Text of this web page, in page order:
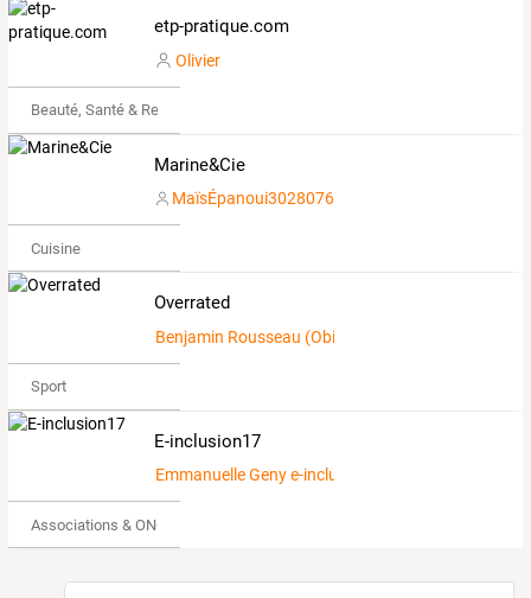
etp-pratique.com
Olivier
Beauté, Santé & Remise en forme
Marine&Cie
MaïsÉpanoui3028076
Cuisine
Overrated
Benjamin Rousseau (Obi-1 Officiel)
Sport
E-inclusion17
Emmanuelle Geny e-inclusion17
Associations & ONG